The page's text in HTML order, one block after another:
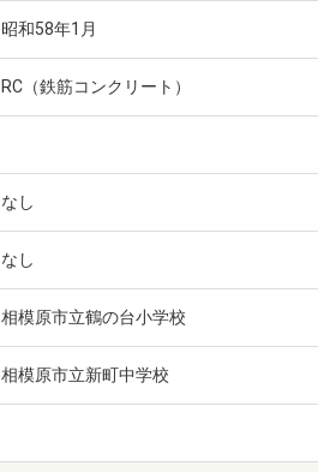
昭和58年1月
RC（鉄筋コンクリート）
なし
なし
相模原市立鶴の台小学校
相模原市立新町中学校